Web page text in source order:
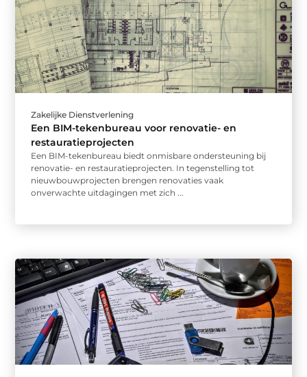
Zakelijke Dienstverlening
Een BIM-tekenbureau voor renovatie- en
restauratieprojecten
Een BIM-tekenbureau biedt onmisbare ondersteuning bij
renovatie- en restauratieprojecten. In tegenstelling tot
nieuwbouwprojecten brengen renovaties vaak
onverwachte uitdagingen met zich ...